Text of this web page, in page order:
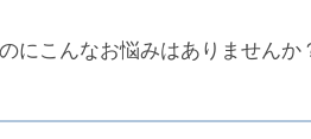
にこんなお悩みはありませんか